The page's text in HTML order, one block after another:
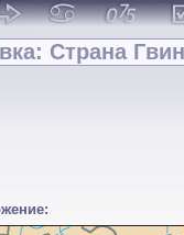
Страна